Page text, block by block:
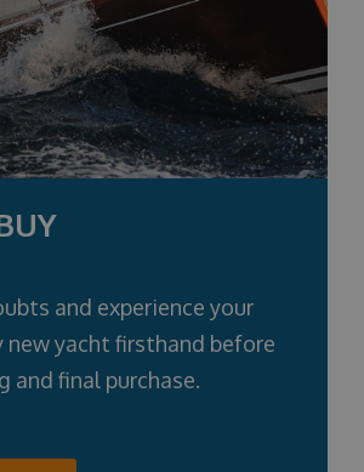
and experience your
yacht firsthand before
and final purchase.